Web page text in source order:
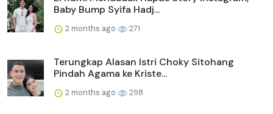
Baby Bump Syifa Hadj...
2 months ago 271
Terungkap Alasan Istri Choky Sitohang
Pindah Agama ke Kriste...
2 months ago 298